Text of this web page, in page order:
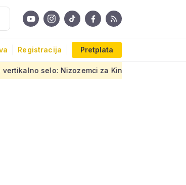
Registracija Pretplata
za Kineze napravili zgradu koja pomiče